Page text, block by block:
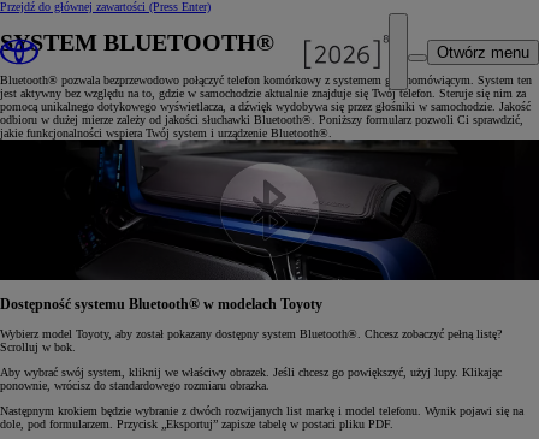
Przejdź do głównej zawartości (Press Enter)
Otwórz menu
SYSTEM BLUETOOTH®
Bluetooth® pozwala bezprzewodowo połączyć telefon komórkowy z systemem głośnomówiącym. System ten
jest aktywny bez względu na to, gdzie w samochodzie aktualnie znajduje się Twój telefon. Steruje się nim za
pomocą unikalnego dotykowego wyświetlacza, a dźwięk wydobywa się przez głośniki w samochodzie. Jakość
odbioru w dużej mierze zależy od jakości słuchawki Bluetooth®. Poniższy formularz pozwoli Ci sprawdzić,
jakie funkcjonalności wspiera Twój system i urządzenie Bluetooth®.
Dostępność systemu Bluetooth® w modelach Toyoty
Wybierz model Toyoty, aby został pokazany dostępny system Bluetooth®. Chcesz zobaczyć pełną listę?
Scrolluj w bok.
Aby wybrać swój system, kliknij we właściwy obrazek. Jeśli chcesz go powiększyć, użyj lupy. Klikając
ponownie, wrócisz do standardowego rozmiaru obrazka.
Następnym krokiem będzie wybranie z dwóch rozwijanych list markę i model telefonu. Wynik pojawi się na
dole, pod formularzem. Przycisk „Eksportuj” zapisze tabelę w postaci pliku PDF.